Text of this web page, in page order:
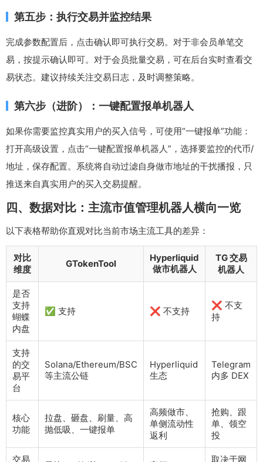
第五步：执行交易并监控结果
完成参数配置后，点击确认即可执行交易。对于非会员单笔交
易，按提示确认即可。对于会员批量交易，可在后台实时查看交
易状态。建议持续关注交易日志，及时调整策略。
第六步（进阶）：一键配置报单机器人
如果你需要监控真实用户的买入信号，可使用“一键报单”功能：
打开高级设置，点击“一键配置报单机器人”，选择要监控的代币/
地址，保存配置。系统将自动过滤自身做市地址的干扰播报，只
推送来自真实用户的买入交易提醒。
四、数据对比：主流市值管理机器人横向一览
以下表格帮助你直观对比当前市场主流工具的差异：
对比
维度
GTokenTool
Hyperliquid
做市机器人
TG 交易
机器人
是否
支持
蝴蝶
内盘
✅ 支持 ❌ 不支持
❌ 不支
持
支持
的交
易平
台
Solana/Ethereum/BSC
等主流公链
Hyperliquid
生态
Telegram
内多 DEX
核心
功能
拉盘、砸盘、刷量、高
抛低吸、一键报单
高频做市、
单侧流动性
返利
抢购、跟
单、领空
投
交易 取决于网